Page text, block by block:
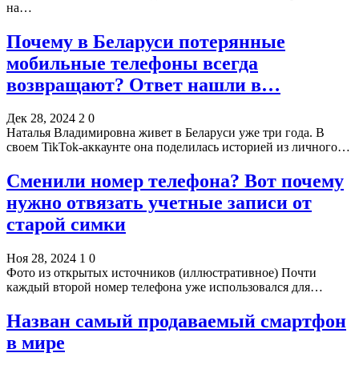
на…
Почему в Беларуси потерянные
мобильные телефоны всегда
возвращают? Ответ нашли в…
Дек 28, 2024 2 0
Наталья Владимировна живет в Беларуси уже три года. В
своем TikTok-аккаунте она поделилась историей из личного…
Сменили номер телефона? Вот почему
нужно отвязать учетные записи от
старой симки
Ноя 28, 2024 1 0
Фото из открытых источников (иллюстративное) Почти
каждый второй номер телефона уже использовался для…
Назван самый продаваемый смартфон
в мире